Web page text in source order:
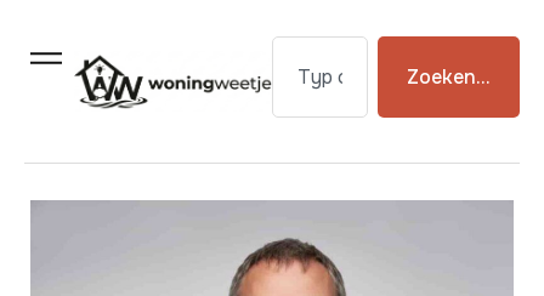
Zoeken...